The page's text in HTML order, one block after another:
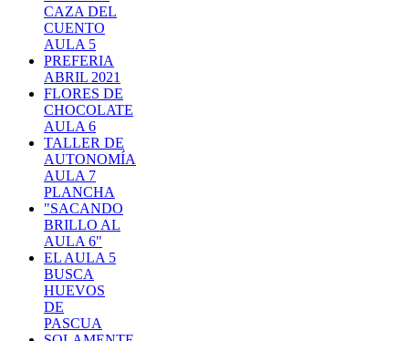
CAZA DEL
CUENTO
AULA 5
PREFERIA
ABRIL 2021
FLORES DE
CHOCOLATE
AULA 6
TALLER DE
AUTONOMÍA
AULA 7
PLANCHA
"SACANDO
BRILLO AL
AULA 6"
EL AULA 5
BUSCA
HUEVOS
DE
PASCUA